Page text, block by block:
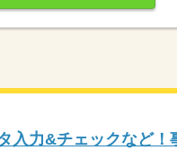
入力&チェックなど！